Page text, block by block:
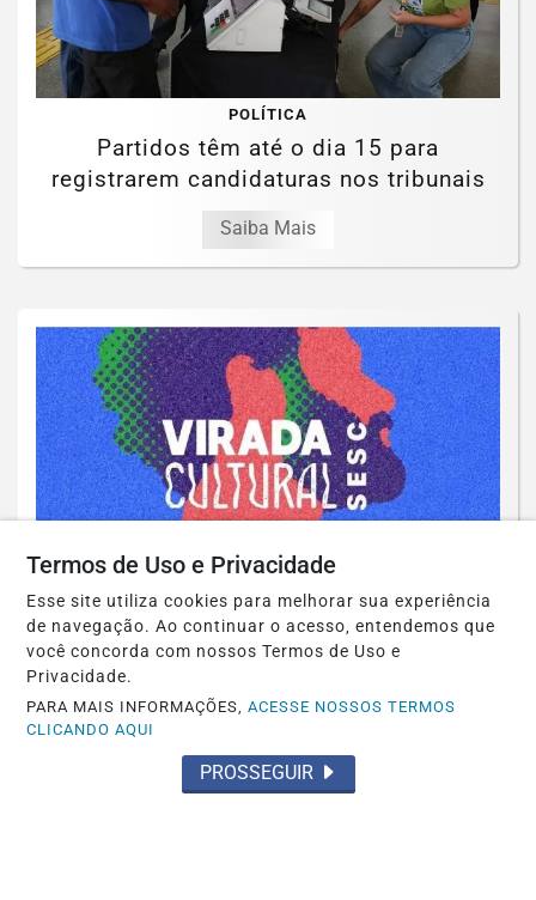
POLÍTICA
Partidos têm até o dia 15 para
registrarem candidaturas nos tribunais
Saiba Mais
CORPORATIVO
Sesc-DF promove Virada Cultural com
Termos de Uso e Privacidade
Esse site utiliza cookies para melhorar sua experiência
de navegação. Ao continuar o acesso, entendemos que
você concorda com nossos Termos de Uso e
Privacidade.
PARA MAIS INFORMAÇÕES,ACESSE NOSSOS TERMOS
CLICANDO AQUI
PROSSEGUIR